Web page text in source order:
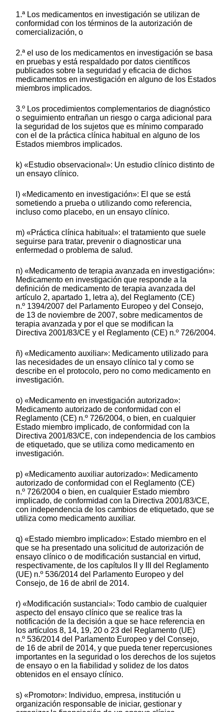
1.ª Los medicamentos en investigación se utilizan de
conformidad con los términos de la autorización de
comercialización, o
2.ª el uso de los medicamentos en investigación se basa
en pruebas y está respaldado por datos científicos
publicados sobre la seguridad y eficacia de dichos
medicamentos en investigación en alguno de los Estados
miembros implicados.
3.º Los procedimientos complementarios de diagnóstico
o seguimiento entrañan un riesgo o carga adicional para
la seguridad de los sujetos que es mínimo comparado
con el de la práctica clínica habitual en alguno de los
Estados miembros implicados.
k) «Estudio observacional»: Un estudio clínico distinto de
un ensayo clínico.
l) «Medicamento en investigación»: El que se está
sometiendo a prueba o utilizando como referencia,
incluso como placebo, en un ensayo clínico.
m) «Práctica clínica habitual»: el tratamiento que suele
seguirse para tratar, prevenir o diagnosticar una
enfermedad o problema de salud.
n) «Medicamento de terapia avanzada en investigación»:
Medicamento en investigación que responde a la
definición de medicamento de terapia avanzada del
artículo 2, apartado 1, letra a), del Reglamento (CE)
n.º 1394/2007 del Parlamento Europeo y del Consejo,
de 13 de noviembre de 2007, sobre medicamentos de
terapia avanzada y por el que se modifican la
Directiva 2001/83/CE y el Reglamento (CE) n.º 726/2004.
ñ) «Medicamento auxiliar»: Medicamento utilizado para
las necesidades de un ensayo clínico tal y como se
describe en el protocolo, pero no como medicamento en
investigación.
o) «Medicamento en investigación autorizado»:
Medicamento autorizado de conformidad con el
Reglamento (CE) n.º 726/2004, o bien, en cualquier
Estado miembro implicado, de conformidad con la
Directiva 2001/83/CE, con independencia de los cambios
de etiquetado, que se utiliza como medicamento en
investigación.
p) «Medicamento auxiliar autorizado»: Medicamento
autorizado de conformidad con el Reglamento (CE)
n.º 726/2004 o bien, en cualquier Estado miembro
implicado, de conformidad con la Directiva 2001/83/CE,
con independencia de los cambios de etiquetado, que se
utiliza como medicamento auxiliar.
q) «Estado miembro implicado»: Estado miembro en el
que se ha presentado una solicitud de autorización de
ensayo clínico o de modificación sustancial en virtud,
respectivamente, de los capítulos II y III del Reglamento
(UE) n.º 536/2014 del Parlamento Europeo y del
Consejo, de 16 de abril de 2014.
r) «Modificación sustancial»: Todo cambio de cualquier
aspecto del ensayo clínico que se realice tras la
notificación de la decisión a que se hace referencia en
los artículos 8, 14, 19, 20 o 23 del Reglamento (UE)
n.º 536/2014 del Parlamento Europeo y del Consejo,
de 16 de abril de 2014, y que pueda tener repercusiones
importantes en la seguridad o los derechos de los sujetos
de ensayo o en la fiabilidad y solidez de los datos
obtenidos en el ensayo clínico.
s) «Promotor»: Individuo, empresa, institución u
organización responsable de iniciar, gestionar y